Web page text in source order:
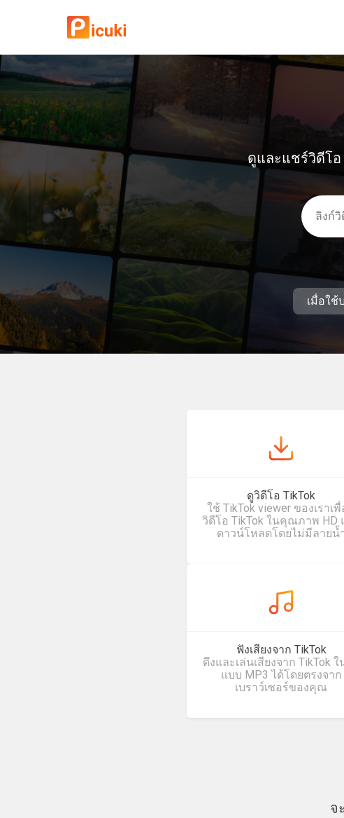
ดูและแชร์วิดีโ
เมื่อใช้
ดูวิดีโอ TikTok
ใช้ TikTok viewer ของเราเ
วิดีโอ TikTok ในคุณภาพ HD
ดาวน์โหลดโดยไม่มีลายน้
ฟังเสียงจาก TikTok
ดึงและเล่นเสียงจาก TikTok ใ
แบบ MP3 ได้โดยตรงจาก
เบราว์เซอร์ของคุณ
จ